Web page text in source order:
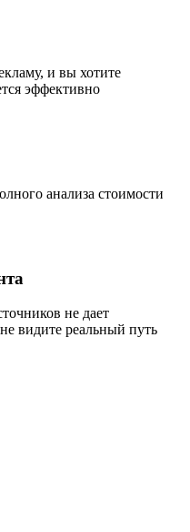
и вы хотите
эффективно
анализа стоимости
не дает
видите реальный путь